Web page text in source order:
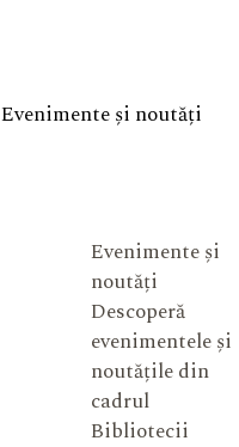
Evenimente și noutăți
Evenimente și
noutăți
Descoperă
evenimentele și
noutățile din
cadrul
Bibliotecii